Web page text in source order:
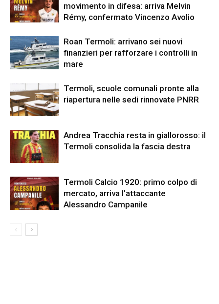
movimento in difesa: arriva Melvin
Rémy, confermato Vincenzo Avolio
Roan Termoli: arrivano sei nuovi
finanzieri per rafforzare i controlli in
mare
Termoli, scuole comunali pronte alla
riapertura nelle sedi rinnovate PNRR
Andrea Tracchia resta in giallorosso: il
Termoli consolida la fascia destra
Termoli Calcio 1920: primo colpo di
mercato, arriva l’attaccante
Alessandro Campanile